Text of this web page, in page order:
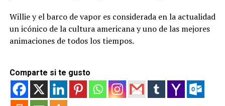
Willie y el barco de vapor es considerada en la actualidad
un icónico de la cultura americana y uno de las mejores
animaciones de todos los tiempos.
Comparte si te gusto